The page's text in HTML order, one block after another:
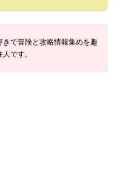
で冒険と攻略情報集めを趣
です。